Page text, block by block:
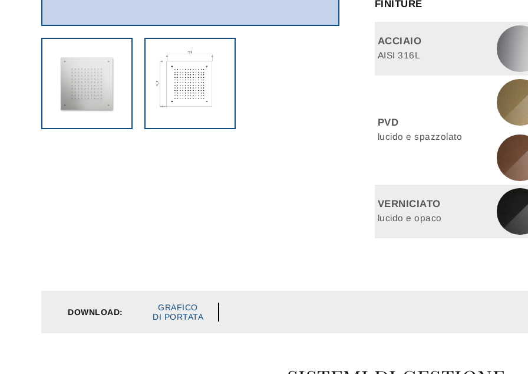
FINITURE
ACCIAIO
AISI 316L
PVD
lucido e spazzolato
VERNICIATO
lucido e opaco
DOWNLOAD:
GRAFICO
DI PORTATA